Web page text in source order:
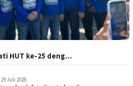
HUT ke-25 deng…
29 Juli 2026